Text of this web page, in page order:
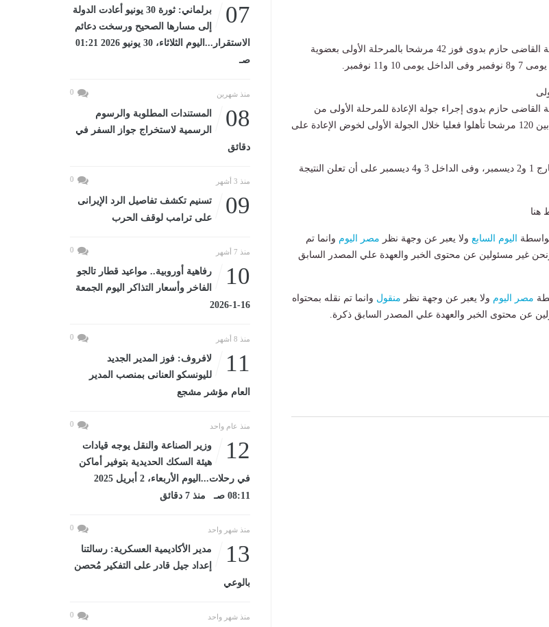
وأعلنت الهيئة الوطنية للانتخابات برئاسة القاضى حازم بدوى فوز 42 مرشحا بالمرحلة الأولى بعضوية
نوفمبر.
القاضى حازم بدوى إجراء جولة الإعادة للمرحلة الأولى من
انتخابات مجلس النواب 2025، ستكون بين 120 مرشحا تأهلوا فعليا خلال الجولة الأولى لخوض الإعادة على
تجرى جولة الإعادة للمرشحين فى الخارج 1 و2 ديسمبر، وفى الداخل 3 و4 ديسمبر على أن تعلن النتيجة
هنا
اليوم السابع ولا يعبر عن وجهة نظر مصر اليوم وانما تم
غير مسئولين عن محتوى الخبر والعهدة علي المصدر السابق
مصر اليوم ولا يعبر عن وجهة نظر منقول وانما تم نقله بمحتواه
عن محتوى الخبر والعهدة علي المصدر السابق ذكرة.
07
برلماني: ثورة 30 يونيو أعادت الدولة
إلى مسارها الصحيح ورسخت دعائم
الاستقرار...اليوم الثلاثاء، 30 يونيو 2026 01:21
صـ
منذ شهرين 0
08
المستندات المطلوبة والرسوم
الرسمية لاستخراج جواز السفر في
دقائق
منذ 3 أشهر 0
09
تسنيم تكشف تفاصيل الرد الإيرانى
على ترامب لوقف الحرب
منذ 7 أشهر 0
10
رفاهية أوروبية.. مواعيد قطار تالجو
الفاخر وأسعار التذاكر اليوم الجمعة
16-1-2026
منذ 8 أشهر 0
11
لافروف: فوز المدير الجديد
لليونسكو العنانى بمنصب المدير
العام مؤشر مشجع
منذ عام واحد 0
12
وزير الصناعة والنقل يوجه قيادات
هيئة السكك الحديدية بتوفير أماكن
في رحلات...اليوم الأربعاء، 2 أبريل 2025
08:11 صـ منذ 7 دقائق
منذ شهر واحد 0
13
مدير الأكاديمية العسكرية: رسالتنا
إعداد جيل قادر على التفكير مُحصن
بالوعي
منذ شهر واحد 0